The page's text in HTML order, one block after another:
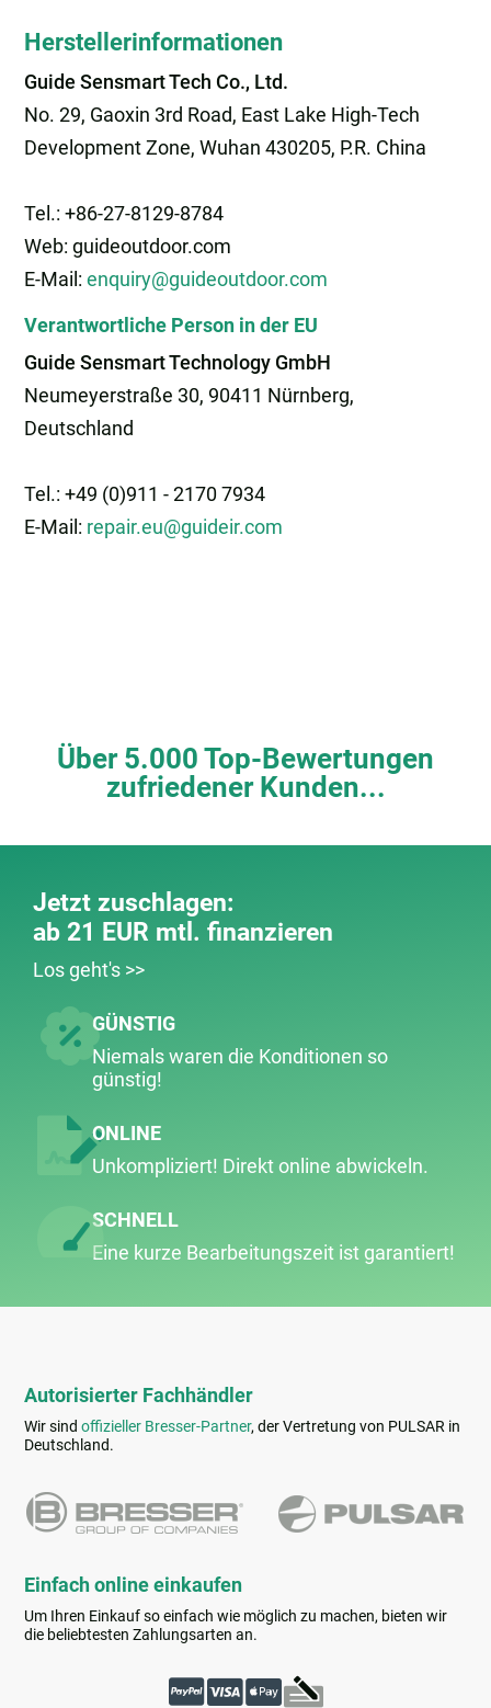
Herstellerinformationen
Guide Sensmart Tech Co., Ltd.
No. 29, Gaoxin 3rd Road, East Lake High-Tech
Development Zone, Wuhan 430205, P.R. China
Tel.: +86-27-8129-8784
Web: guideoutdoor.com
E-Mail:enquiry@guideoutdoor.com
Verantwortliche Person in der EU
Guide Sensmart Technology GmbH
Neumeyerstraße 30, 90411 Nürnberg,
Deutschland
Tel.: +49 (0)911 - 2170 7934
E-Mail: repair.eu@guideir.com
Über 5.000 Top-Bewertungen
zufriedener Kunden...
Jetzt zuschlagen:
ab 21 EUR mtl. finanzieren
Los geht's >>
GÜNSTIG
Niemals waren die Konditionen so
günstig!
ONLINE
Unkompliziert! Direkt online abwickeln.
SCHNELL
Eine kurze Bearbeitungs­zeit ist garantiert!
Autorisierter Fachhändler
Wir sindoffizieller Bresser-Partner, der Vertretung von PULSAR in
Deutschland.
Einfach online einkaufen
Um Ihren Einkauf so einfach wie möglich zu machen, bieten wir
die beliebtesten Zahlungsarten an.